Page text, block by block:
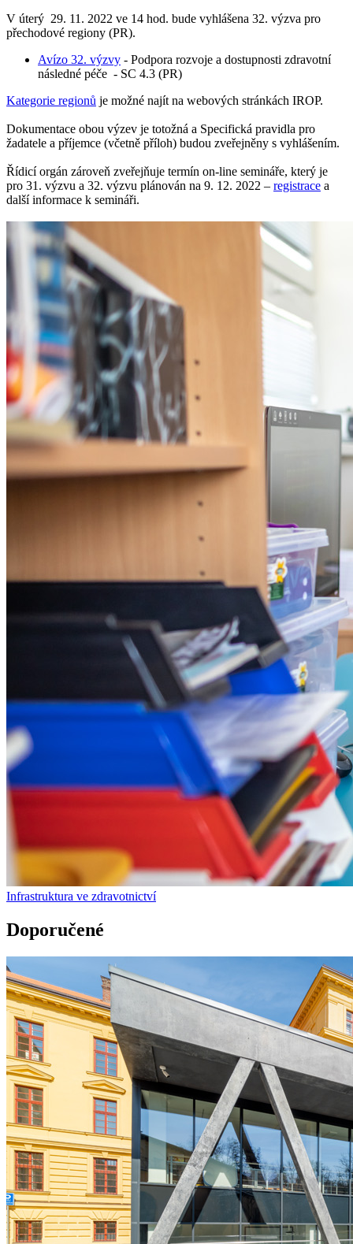
V úterý 29. 11. 2022 ve 14 hod. bude vyhlášena 32. výzva pro
přechodové regiony (PR).
Avízo 32. výzvy - Podpora rozvoje a dostupnosti zdravotní
následné péče - SC 4.3 (PR)
Kategorie regionů je možné najít na webových stránkách IROP.
Dokumentace obou výzev je totožná a Specifická pravidla pro
žadatele a příjemce (včetně příloh) budou zveřejněny s vyhlášením.
Řídicí orgán zároveň zveřejňuje termín on-line semináře, který je
pro 31. výzvu a 32. výzvu plánován na 9. 12. 2022 – registrace a
další informace k semináři.
Infrastruktura ve zdravotnictví
Doporučené